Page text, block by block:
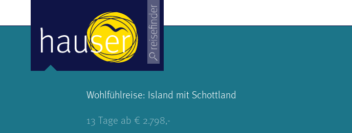
Wohlfühlreise: Island mit Schottland
13 Tage ab € 2.798,-